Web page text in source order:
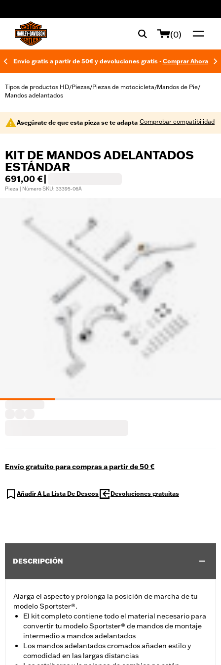
(0)
Envío gratis a partir de 50€ y devoluciones gratis - Comprar Ahora
Tipos de productos HD/Piezas/Piezas de motocicleta/Mandos de Pie/
Mandos adelantados
Asegúrate de que esta pieza se te adapta Comprobar compatibilidad
KIT DE MANDOS ADELANTADOS
ESTÁNDAR
691,00 €
Pieza | Número SKU: 33395-06A
Envío gratuito para compras a partir de 50 €
Añadir A La Lista De Deseos Devoluciones gratuitas
DESCRIPCIÓN
Alarga el aspecto y prolonga la posición de marcha de tu
modelo Sportster®.
El kit completo contiene todo el material necesario para
convertir tu modelo Sportster® de mandos de montaje
intermedio a mandos adelantados
Los mandos adelantados cromados añaden estilo y
comodidad en las largas distancias